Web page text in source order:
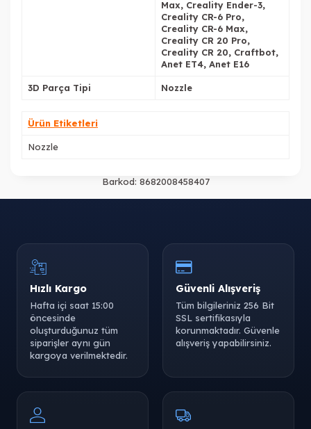
Max, Creality Ender-3,
Creality CR-6 Pro,
Creality CR-6 Max,
Creality CR 20 Pro,
Creality CR 20, Craftbot,
Anet ET4, Anet E16
3D Parça Tipi Nozzle
Ürün Etiketleri
Nozzle
Barkod: 8682008458407
Hızlı Kargo
Hafta içi saat 15:00
öncesinde
oluşturduğunuz tüm
siparişler aynı gün
kargoya verilmektedir.
Güvenli Alışveriş
Tüm bilgileriniz 256 Bit
SSL sertifikasıyla
korunmaktadır. Güvenle
alışveriş yapabilirsiniz.